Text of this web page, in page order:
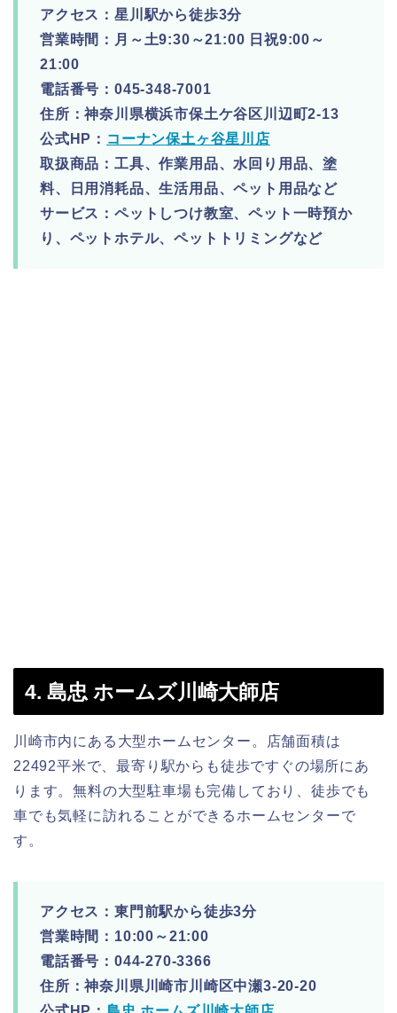
アクセス：星川駅から徒歩3分
営業時間：月～土9:30～21:00 日祝9:00～
21:00
電話番号：045-348-7001
住所：神奈川県横浜市保土ケ谷区川辺町2-13
公式HP： コーナン保土ヶ谷星川店
取扱商品：工具、作業用品、水回り用品、塗
料、日用消耗品、生活用品、ペット用品など
サービス：ペットしつけ教室、ペット一時預か
り、ペットホテル、ペットトリミングなど
4. 島忠 ホームズ川崎大師店
川崎市内にある大型ホームセンター。店舗面積は
22492平米で、最寄り駅からも徒歩ですぐの場所にあ
ります。無料の大型駐車場も完備しており、徒歩でも
車でも気軽に訪れることができるホームセンターで
す。
アクセス：東門前駅から徒歩3分
営業時間：10:00～21:00
電話番号：044-270-3366
住所：神奈川県川崎市川崎区中瀬3-20-20